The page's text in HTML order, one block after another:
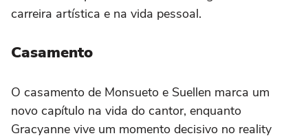
carreira artística e na vida pessoal.
Casamento
O casamento de Monsueto e Suellen marca um
novo capítulo na vida do cantor, enquanto
Gracyanne vive um momento decisivo no reality